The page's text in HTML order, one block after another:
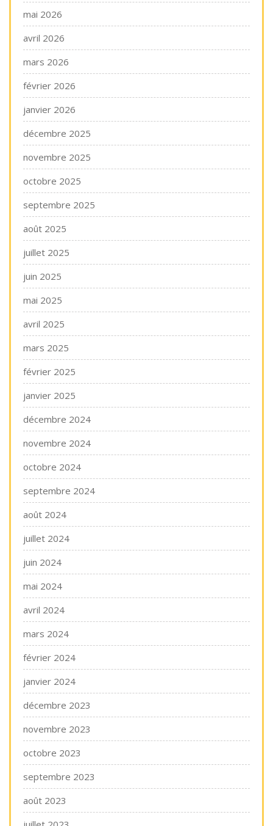
mai 2026
avril 2026
mars 2026
février 2026
janvier 2026
décembre 2025
novembre 2025
octobre 2025
septembre 2025
août 2025
juillet 2025
juin 2025
mai 2025
avril 2025
mars 2025
février 2025
janvier 2025
décembre 2024
novembre 2024
octobre 2024
septembre 2024
août 2024
juillet 2024
juin 2024
mai 2024
avril 2024
mars 2024
février 2024
janvier 2024
décembre 2023
novembre 2023
octobre 2023
septembre 2023
août 2023